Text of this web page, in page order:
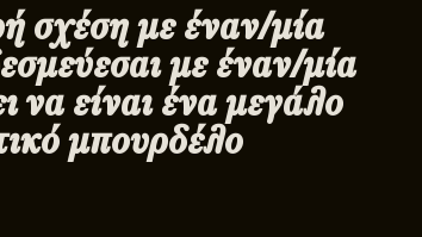
σχέση με έναν/μία
με έναν/μία
να είναι ένα μεγάλο
μπουρδέλο